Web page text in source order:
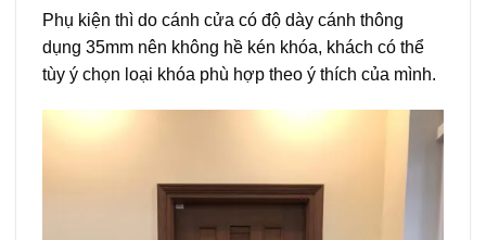
Phụ kiện thì do cánh cửa có độ dày cánh thông
dụng 35mm nên không hề kén khóa, khách có thể
tùy ý chọn loại khóa phù hợp theo ý thích của mình.